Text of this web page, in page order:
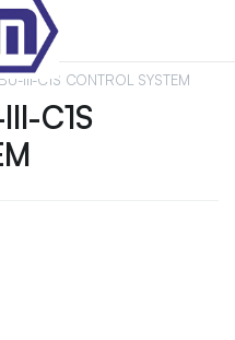
III-C1S CONTROL SYSTEM
C1S